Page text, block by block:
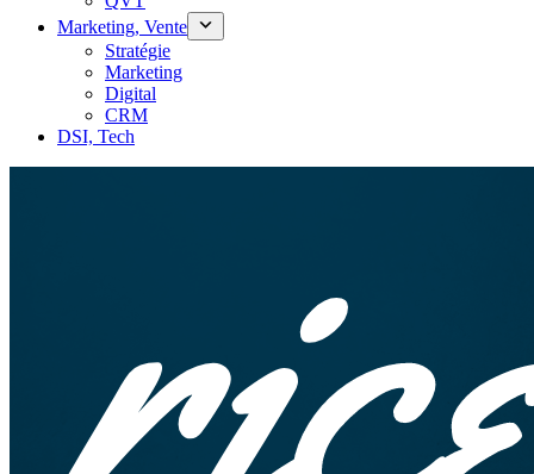
Marketing, Vente
Stratégie
Marketing
Digital
CRM
DSI, Tech